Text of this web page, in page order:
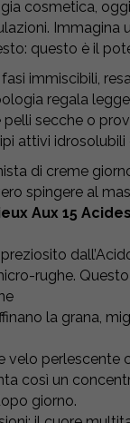
cosmetica,
questo è il
immiscibili,
regala
secche o
attivi
di creme
spingere al
Aux 15
rughe.
la grana,
velo perlescente
così un
giorno.